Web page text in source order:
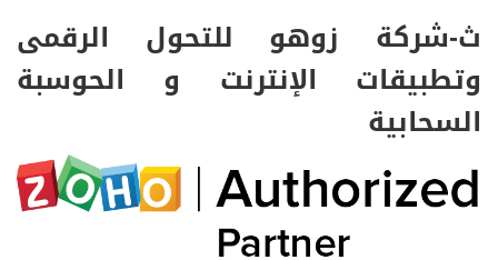
ث-شركة زوهو للتحول الرقمى
وتطبيقات الإنترنت و الحوسبة
السحابية